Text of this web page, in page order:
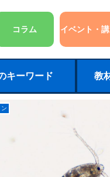
コラム イベント・
キーワード 教